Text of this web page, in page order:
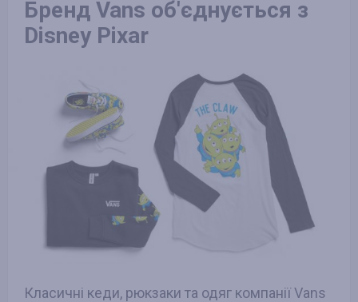
Бренд Vans об'єднується з
Disney Pixar
Класичні кеди, рюкзаки та одяг компанії Vans